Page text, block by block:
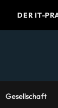
DER IT-
Gesellschaft